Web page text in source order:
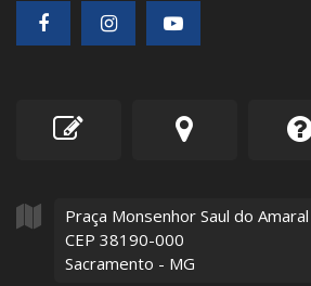
Praça Monsenhor Saul do Amaral
CEP 38190-000
Sacramento - MG